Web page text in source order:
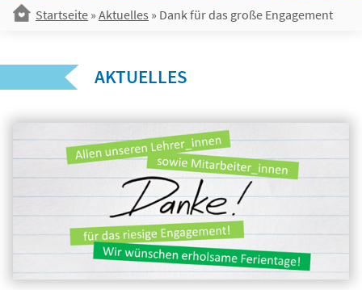
Startseite » Aktuelles » Dank für das große Engagement
AKTUELLES